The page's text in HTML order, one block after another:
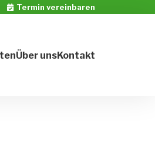
Termin vereinbaren
Über unsKontakt